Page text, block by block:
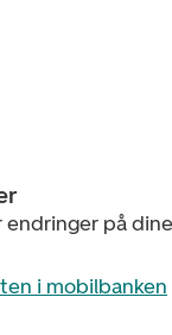
endringer på
i mobilbanken